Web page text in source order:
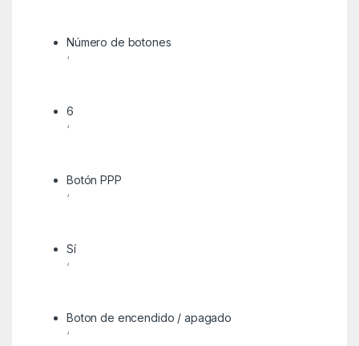
Número de botones
‘
6
‘
Botón PPP
‘
Sí
‘
Boton de encendido / apagado
‘